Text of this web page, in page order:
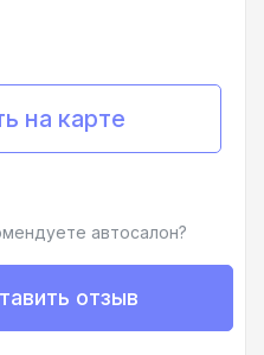
на карте
автосалон?
отзыв